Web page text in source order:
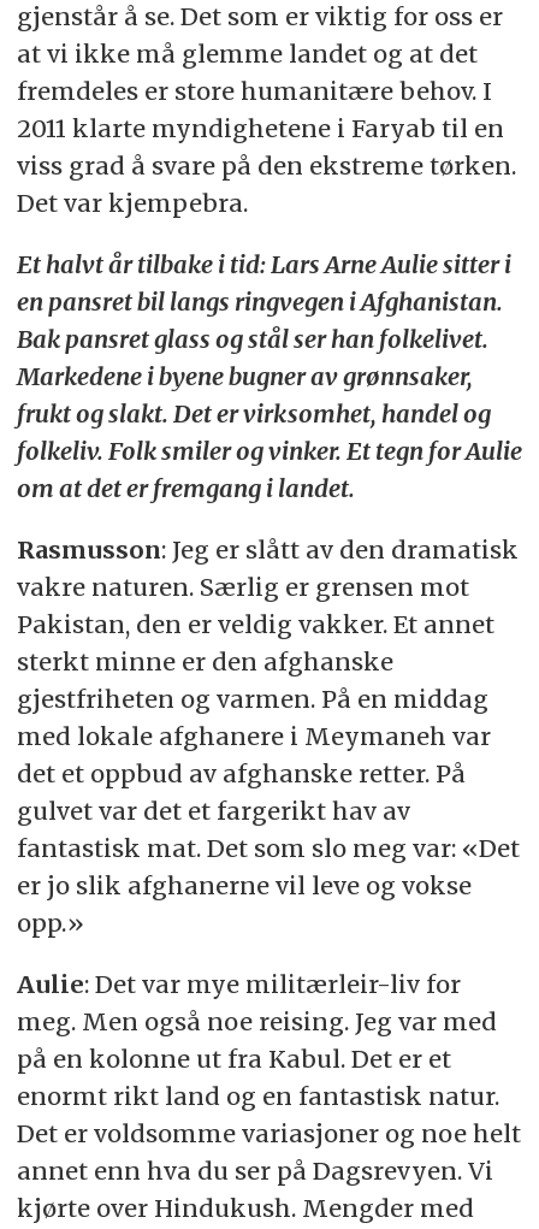
gjenstår å se. Det som er viktig for oss er
at vi ikke må glemme landet og at det
fremdeles er store humanitære behov. I
2011 klarte myndighetene i Faryab til en
viss grad å svare på den ekstreme tørken.
Det var kjempebra.
Et halvt år tilbake i tid: Lars Arne Aulie sitter i
en pansret bil langs ringvegen i Afghanistan.
Bak pansret glass og stål ser han folkelivet.
Markedene i byene bugner av grønnsaker,
frukt og slakt. Det er virksomhet, handel og
folkeliv. Folk smiler og vinker. Et tegn for Aulie
om at det er fremgang i landet.
Rasmusson: Jeg er slått av den dramatisk
vakre naturen. Særlig er grensen mot
Pakistan, den er veldig vakker. Et annet
sterkt minne er den afghanske
gjestfriheten og varmen. På en middag
med lokale afghanere i Meymaneh var
det et oppbud av afghanske retter. På
gulvet var det et fargerikt hav av
fantastisk mat. Det som slo meg var: «Det
er jo slik afghanerne vil leve og vokse
opp.»
Aulie: Det var mye militærleir-liv for
meg. Men også noe reising. Jeg var med
på en kolonne ut fra Kabul. Det er et
enormt rikt land og en fantastisk natur.
Det er voldsomme variasjoner og noe helt
annet enn hva du ser på Dagsrevyen. Vi
kjørte over Hindukush. Mengder med